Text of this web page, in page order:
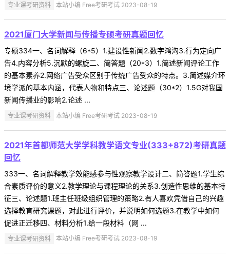
专业课考研资料 本站小编 Free考研考试 2023-08-19
2021厦门大学新闻与传播专硕考研真题回忆
专硕334一、名词解释（6*5）1.建设性新闻2.数字鸿沟3.行为定向广
告4.内容分析5.沉默的螺旋二、简答题（20*3）1.简述新闻评论工作
的基本素养2.网络广告受众区别于传统广告受众的特点。3.简述媒介环
境学派的基本内涵，代表人物和特点三、论述题（30*2）1.5G对我国
新闻传播业的影响2.论述 ...
专业课考研资料 本站小编 Free考研考试 2023-08-19
2021年首都师范大学学科教学语文专业(333+872)考研真题
回忆
333一、名词解释教学效能感参与性观察教学设计二、简答题1.学生综
合素质评价的意义2.教学理论与课程理论的关系3.创造性思维的基本特
征三、论述题1.班主任班级组织管理的策略2.有人喜欢凭借自己的兴趣
选择教育研究课题，对此进行评价，并说明如何选题3.在教学中如何
促进正迁移四、材料分析1.给一段材料（网 ...
专业课考研资料 本站小编 Free考研考试 2023-08-19